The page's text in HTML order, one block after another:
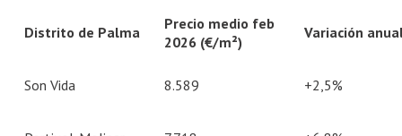
Distrito de Palma
Precio medio feb
2026 (€/m²)
Variación
Son Vida 8.589 +2,5%